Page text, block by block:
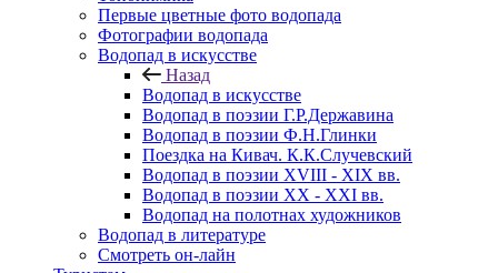
Первые цветные фото водопада
Фотографии водопада
Водопад в искусстве
Назад
Водопад в искусстве
Водопад в поэзии Г.Р.Державина
Водопад в поэзии Ф.Н.Глинки
Поездка на Кивач. К.К.Случевский
Водопад в поэзии XVIII - XIX вв.
Водопад в поэзии XX - XXI вв.
Водопад на полотнах художников
Водопад в литературе
Смотреть он-лайн